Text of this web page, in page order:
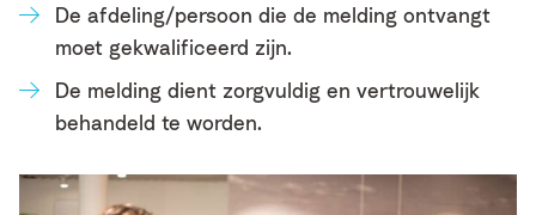
De afdeling/persoon die de melding ontvangt
moet gekwalificeerd zijn.
De melding dient zorgvuldig en vertrouwelijk
behandeld te worden.